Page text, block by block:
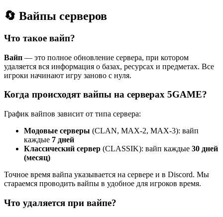
🔄 Вайпы серверов
Что такое вайп?
Вайп — это полное обновление сервера, при котором
удаляется вся информация о базах, ресурсах и предметах. Все
игроки начинают игру заново с нуля.
Когда происходят вайпы на серверах 5GAME?
График вайпов зависит от типа сервера:
Модовые серверы (CLAN, MAX-2, MAX-3): вайп
каждые 7 дней
Классический сервер (CLASSIK): вайп каждые 30 дней
(месяц)
Точное время вайпа указывается на сервере и в Discord. Мы
стараемся проводить вайпы в удобное для игроков время.
Что удаляется при вайпе?